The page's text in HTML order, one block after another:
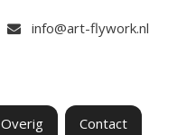
info@art-flywork.nl
Overig Contact